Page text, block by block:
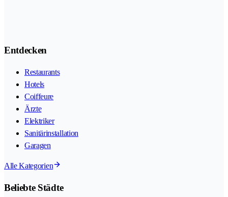
Entdecken
Restaurants
Hotels
Coiffeure
Ärzte
Elektriker
Sanitärinstallation
Garagen
Alle Kategorien
Beliebte Städte